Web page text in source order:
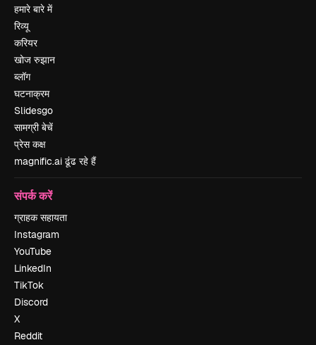
हमारे बारे में
रिव्यू
करियर
खोज रुझान
ब्लॉग
घटनाक्रम
Slidesgo
सामग्री बेचें
प्रेस कक्ष
magnific.ai ढूंढ रहे हैं
संपर्क करें
ग्राहक सहायता
Instagram
YouTube
LinkedIn
TikTok
Discord
X
Reddit